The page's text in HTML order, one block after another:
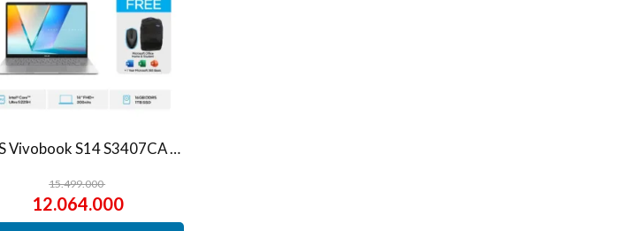
ASUS Vivobook S14 S3407CA Ultra 5 225H 1TB SSD 16GB WUXGA IPS Win11+OHS
15.499.000
12.064.000